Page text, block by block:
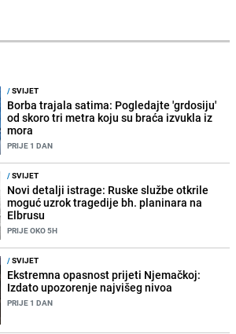
/SVIJET
Borba trajala satima: Pogledajte 'grdosiju'
od skoro tri metra koju su braća izvukla iz
mora
PRIJE 1 DAN
/SVIJET
Novi detalji istrage: Ruske službe otkrile
moguć uzrok tragedije bh. planinara na
Elbrusu
PRIJE OKO 5H
/SVIJET
Ekstremna opasnost prijeti Njemačkoj:
Izdato upozorenje najvišeg nivoa
PRIJE 1 DAN